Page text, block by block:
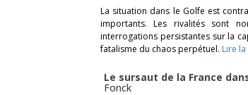
La situation dans le Golfe est
importants. Les rivalités sont
interrogations persistantes sur la
fatalisme du chaos perpétuel. Lire
Le sursaut de la France
Fonck